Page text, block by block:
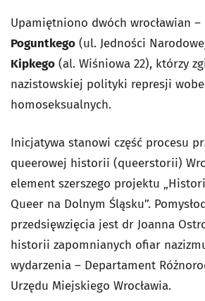
Upamiętniono dwóch wrocławian –
Poguntkego (ul. Jedności
Kipkego (al. Wiśniowa 22), którzy
nazistowskiej polityki represji
homoseksualnych.
Inicjatywa stanowi część procesu
queerowej historii (queerstorii)
element szerszego projektu
Queer na Dolnym Śląsku”.
przedsięwzięcia jest dr Joanna
historii zapomnianych ofiar
wydarzenia – Departament
Urzędu Miejskiego Wrocławia.